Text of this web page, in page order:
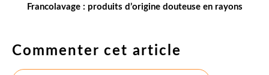
Francolavage : produits d’origine douteuse en rayons
Commenter cet article